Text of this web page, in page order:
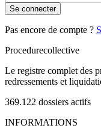
Se connecter
Pas encore de compte ?
Procedurecollective
Le registre complet des
redressements et
369.122 dossiers actifs
INFORMATIONS